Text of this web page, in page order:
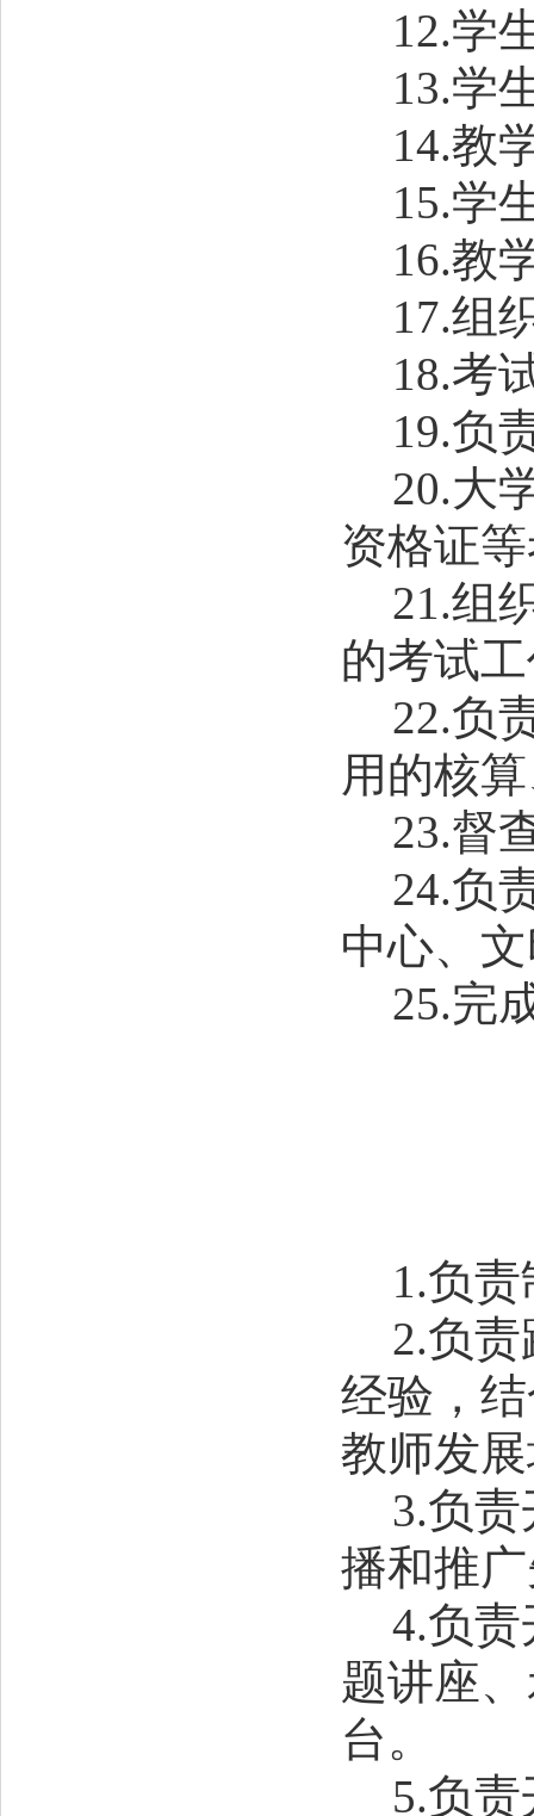
12.学
13.学
14.教
15.学
16.教
17.组
18.考
19.负
20.大
资格证等
21.组
的考试
22.负
用的核
23.督
24.负
中心、
25.完
1.负
2.负
经验，
教师发
3.负
播和推
4.负
题讲座
台。
5.负